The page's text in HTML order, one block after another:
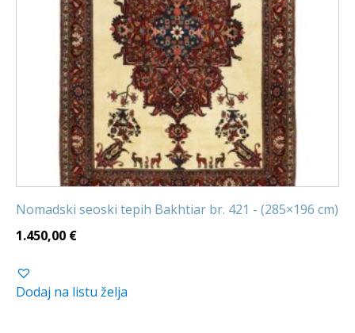
Nomadski seoski tepih Bakhtiar br. 421 - (285×196 cm)
1.450,00 €
Dodaj na listu želja